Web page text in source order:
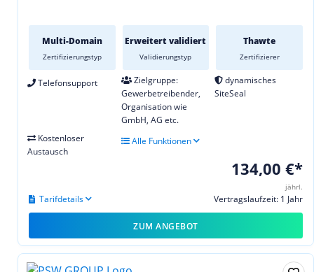
Multi-Domain
Zertifizierungstyp
Erweitert validiert
Validierungstyp
Thawte
Zertifizierer
Telefonsupport
Zielgruppe:
Gewerbetreibender,
Organisation wie
GmbH, AG etc.
dynamisches
SiteSeal
Kostenloser
Austausch
Alle Funktionen
134,00 €*
jährl.
Vertragslaufzeit: 1 Jahr
Tarifdetails
ZUM ANGEBOT